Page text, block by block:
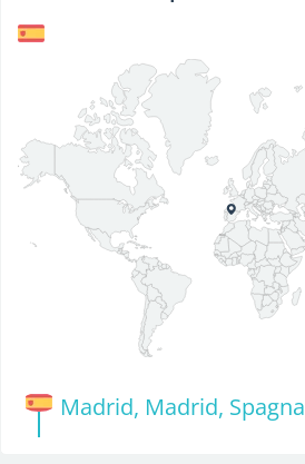
Madrid, Madrid, Spagna